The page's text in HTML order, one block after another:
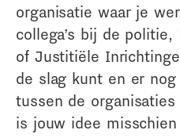
organisatie waar je
collega’s bij de
of Justitiële
de slag kunt en er
tussen de
is jouw idee